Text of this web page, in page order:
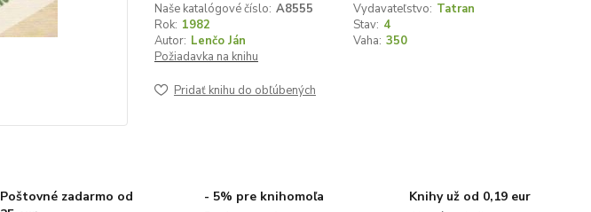
Naše katalógové číslo: A8555 Vydavateľstvo: Tatran
Rok: 1982 Stav: 4
Autor: Lenčo Ján Vaha: 350
Požiadavka na knihu
Pridať knihu do obľúbených
Poštovné zadarmo od
- 5% pre knihomoľa
Knihy už od 0,19 eur